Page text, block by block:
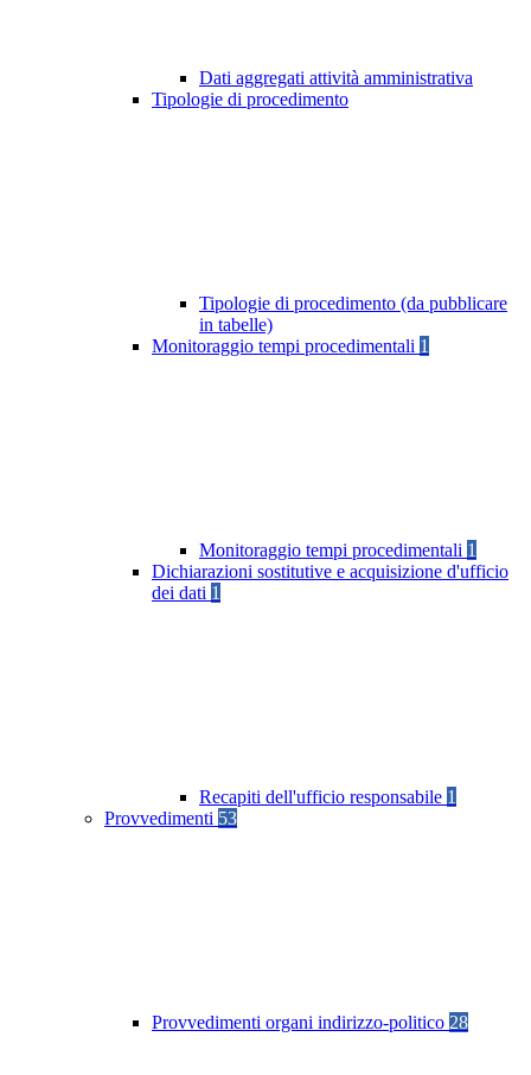
Dati aggregati attività amministrativa
Tipologie di procedimento
Tipologie di procedimento (da pubblicare
in tabelle)
Monitoraggio tempi procedimentali 1
Monitoraggio tempi procedimentali 1
Dichiarazioni sostitutive e acquisizione d'ufficio
dei dati 1
Recapiti dell'ufficio responsabile 1
Provvedimenti 53
Provvedimenti organi indirizzo-politico 28